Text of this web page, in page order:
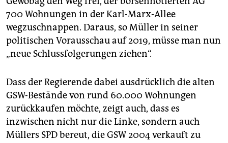
700 Wohnungen in der Karl-Marx-Allee
wegzuschnappen. Daraus, so Müller in seiner
politischen Vorausschau auf 2019, müsse man nun
„neue Schlussfolgerungen ziehen“.
Dass der Regierende dabei ausdrücklich die alten
GSW-Bestände von rund 60.000 Wohnungen
zurückkaufen möchte, zeigt auch, dass es
inzwischen nicht nur die Linke, sondern auch
Müllers SPD bereut, die GSW 2004 verkauft zu